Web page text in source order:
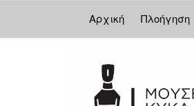
Αρχική Πλοήγηση